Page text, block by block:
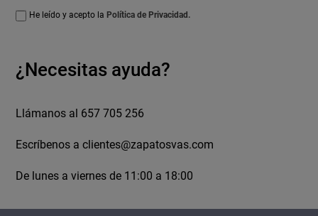
He leído y acepto la Política de Privacidad.
¿Necesitas ayuda?
Llámanos al 657 705 256
Escríbenos aclientes@zapatosvas.com
De lunes a viernes de 11:00 a 18:00